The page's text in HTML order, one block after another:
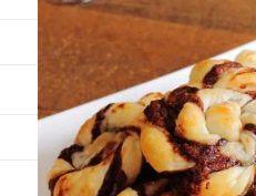
Mesures
Lexique des